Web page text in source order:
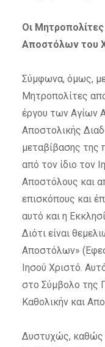
Οι
Αποστόλων του
Σύμφωνα, όμως,
Μητροπολίτες
έργου των Αγίων
Αποστολικής
μεταβίβασης της
από τον ίδιο τον
Αποστόλους και
επισκόπους και
αυτό και η
Διότι είναι
Αποστόλων»
Ιησού Χριστό.
στο Σύμβολο της
Καθολικήν και
Δυστυχώς, καθώς